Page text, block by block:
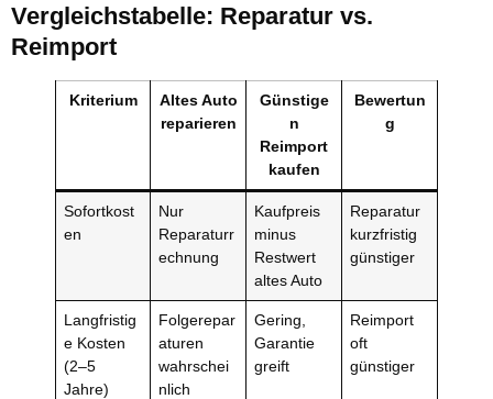
Vergleichstabelle: Reparatur vs.
Reimport
Kriterium
Altes Auto
reparieren
Günstige
n
Reimport
kaufen
Bewertun
g
Sofortkost
en
Nur
Reparaturr
echnung
Kaufpreis
minus
Restwert
altes Auto
Reparatur
kurzfristig
günstiger
Langfristig
e Kosten
(2–5
Jahre)
Folgerepar
aturen
wahrschei
nlich
Gering,
Garantie
greift
Reimport
oft
günstiger